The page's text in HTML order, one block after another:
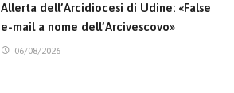
Allerta dell’Arcidiocesi di Udine: «False
e-mail a nome dell’Arcivescovo»
06/08/2026